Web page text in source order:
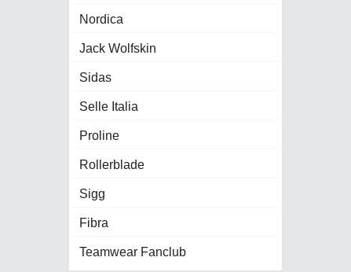
Nordica
Jack Wolfskin
Sidas
Selle Italia
Proline
Rollerblade
Sigg
Fibra
Teamwear Fanclub